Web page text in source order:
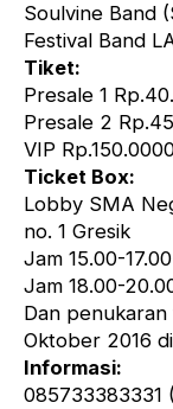
Soulvine Band
Festival Band
Tiket:
Presale 1
Presale 2
VIP
Ticket Box:
Lobby SMA
no. 1 Gresik
Jam 15.00-
Jam 18.00-
Dan
Oktober 2016
Informasi:
085733383331